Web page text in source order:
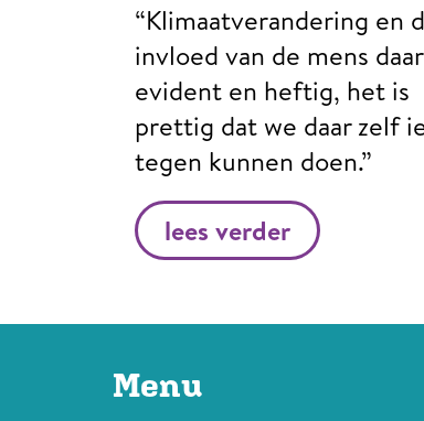
“Klimaatverandering en
invloed van de mens
evident en heftig, het is
prettig dat we daar zelf
tegen kunnen doen.”
lees verder
Menu